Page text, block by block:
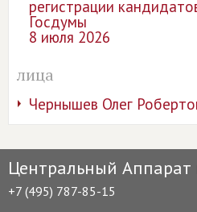
регистрации
Госдумы
8 июля 2026
лица
Чернышев Олег
Центральный Аппарат
+7 (495) 787-85-15